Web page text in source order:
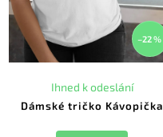
–22 %
Dámské tričko Kávopička
Ihned k odeslání